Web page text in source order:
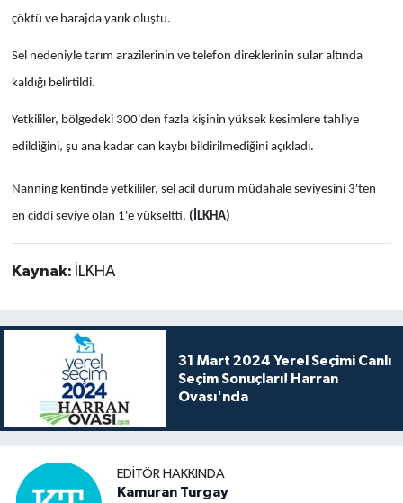
çöktü ve barajda yarık oluştu.
Sel nedeniyle tarım arazilerinin ve telefon direklerinin sular altında
kaldığı belirtildi.
Yetkililer, bölgedeki 300'den fazla kişinin yüksek kesimlere tahliye
edildiğini, şu ana kadar can kaybı bildirilmediğini açıkladı.
Nanning kentinde yetkililer, sel acil durum müdahale seviyesini 3'ten
en ciddi seviye olan 1'e yükseltti. (İLKHA)
Kaynak: İLKHA
31 Mart 2024 Yerel Seçimi Canlı
Seçim Sonuçları! Harran
Ovası'nda
EDITÖR HAKKINDA
Kamuran Turgay